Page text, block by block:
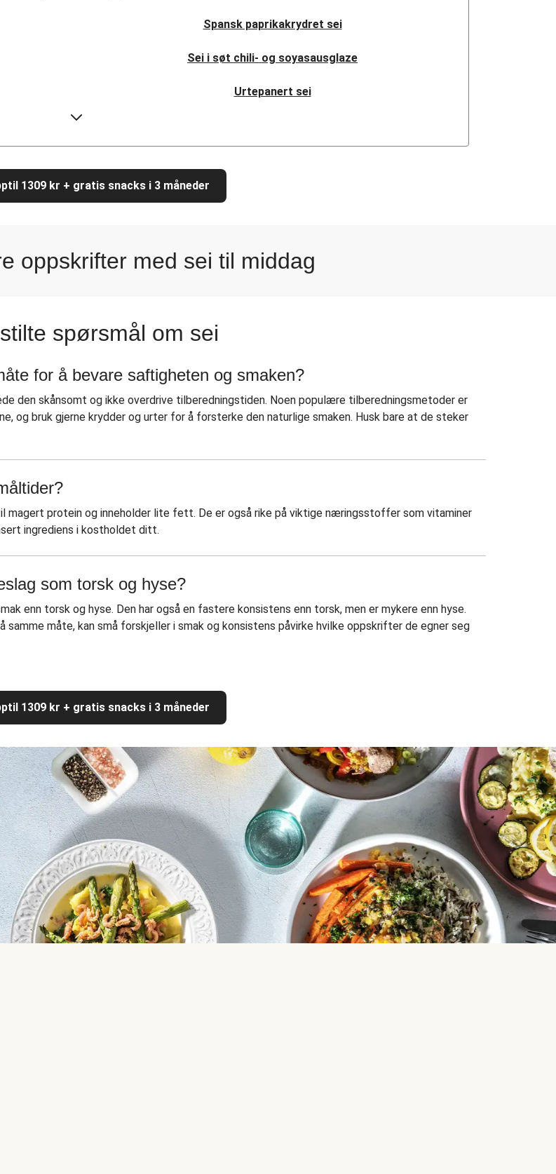
Spansk paprikakrydret sei
Sei i søt chili- og soyasausglaze
Urtepanert sei
Stekt sei i gressløksaus
Pannestekt sei i fyldig basilikumsaus
1309 kr + gratis snacks i 3 måneder
oppskrifter med sei til middag
spørsmål om sei
for å bevare saftigheten og smaken?
den skånsomt og ikke overdrive tilberedningstiden. Noen populære tilberedningsmetoder er
og bruk gjerne krydder og urter for å forsterke den naturlige smaken. Husk bare at de steker
protein og inneholder lite fett. De er også rike på viktige næringsstoffer som vitaminer
ingrediens i kostholdet ditt.
som torsk og hyse?
enn torsk og hyse. Den har også en fastere konsistens enn torsk, men er mykere enn hyse.
måte, kan små forskjeller i smak og konsistens påvirke hvilke oppskrifter de egner seg
1309 kr + gratis snacks i 3 måneder